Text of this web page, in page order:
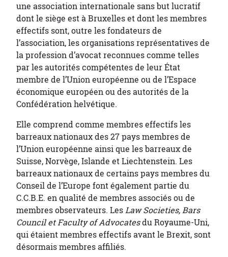
une association internationale sans but lucratif
dont le siège est à Bruxelles et dont les membres
effectifs sont, outre les fondateurs de
l’association, les organisations représentatives de
la profession d’avocat reconnues comme telles
par les autorités compétentes de leur État
membre de l’Union européenne ou de l’Espace
économique européen ou des autorités de la
Confédération helvétique.
Elle comprend comme membres effectifs les
barreaux nationaux des 27 pays membres de
l’Union européenne ainsi que les barreaux de
Suisse, Norvège, Islande et Liechtenstein. Les
barreaux nationaux de certains pays membres du
Conseil de l’Europe font également partie du
C.C.B.E. en qualité de membres associés ou de
membres observateurs. LesLaw Societies, Bars
Council et Faculty of Advocatesdu Royaume-Uni,
qui étaient membres effectifs avant le Brexit, sont
désormais membres affiliés.